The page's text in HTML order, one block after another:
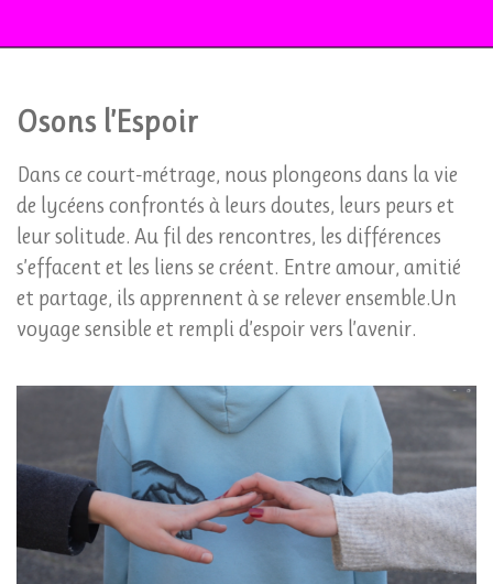
Osons l’Espoir
Dans ce court-métrage, nous plongeons dans la vie
de lycéens confrontés à leurs doutes, leurs peurs et
leur solitude. Au fil des rencontres, les différences
s’effacent et les liens se créent. Entre amour, amitié
et partage, ils apprennent à se relever ensemble.Un
voyage sensible et rempli d’espoir vers l’avenir.